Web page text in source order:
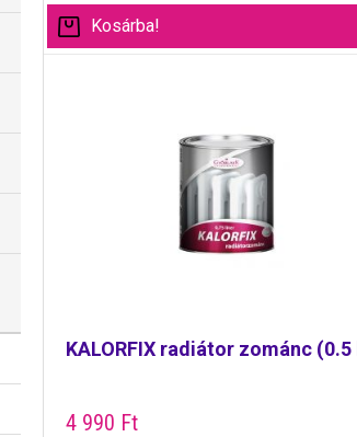
Kosárba!
KALORFIX radiátor zománc (0.5
4 990 Ft